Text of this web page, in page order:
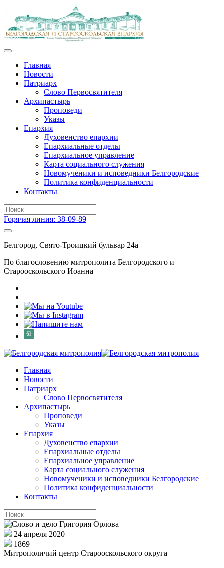
Главная
Новости
Патриарх
Слово Первосвятителя
Архипастырь
Проповеди
Указы
Епархия
Духовенство епархии
Епархиальные отделы
Епархиальное управление
Карта социального служения
Новомученики и исповедники Белгородские
Политика конфиденциальности
Контакты
Горячая линия: 38-09-89
Белгород, Свято-Троицкий бульвар 24а
По благословению митрополита Белгородского и
Старооскольского Иоанна
Главная
Новости
Патриарх
Слово Первосвятителя
Архипастырь
Проповеди
Указы
Епархия
Духовенство епархии
Епархиальные отделы
Епархиальное управление
Карта социального служения
Новомученики и исповедники Белгородские
Политика конфиденциальности
Контакты
24 апреля 2020
1869
Митрополичий центр Старооскольского округа